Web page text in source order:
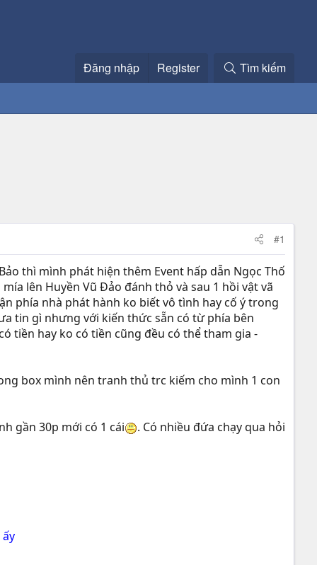
Đăng nhập Register Tìm kiếm
#1
thì mình phát hiện thêm Event hấp dẫn Ngọc Thố
lên Huyền Vũ Đảo đánh thỏ và sau 1 hồi vật vã
phía nhà phát hành ko biết vô tình hay cố ý trong
tin gì nhưng với kiến thức sẵn có từ phía bên
tiền hay ko có tiền cũng đều có thể tham gia -
box mình nên tranh thủ trc kiếm cho mình 1 con
gần 30p mới có 1 cái
. Có nhiều đứa chạy qua hỏi